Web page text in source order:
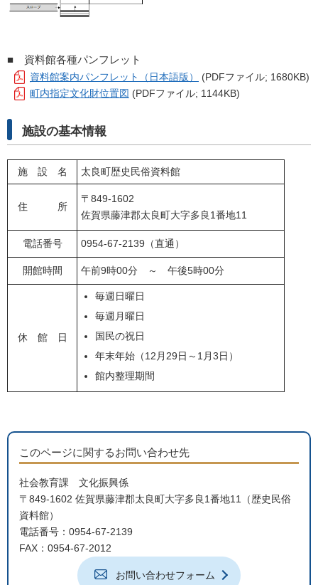
■ 資料館各種パンフレット
資料館案内パンフレット（日本語版）
(PDFファイル; 1680KB)
町内指定文化財位置図 (PDFファイル; 1144KB)
施設の基本情報
施 設 名 太良町歴史民俗資料館
住 所
〒849-1602
佐賀県藤津郡太良町大字多良1番地11
電話番号 0954-67-2139（直通）
開館時間 午前9時00分 ～ 午後5時00分
休 館 日
毎週日曜日
毎週月曜日
国民の祝日
年末年始（12月29日～1月3日）
館内整理期間
このページに関するお問い合わせ先
社会教育課 文化振興係
〒849-1602 佐賀県藤津郡太良町大字多良1番地11（歴史民俗
資料館）
電話番号：0954-67-2139
FAX：0954-67-2012
お問い合わせフォーム